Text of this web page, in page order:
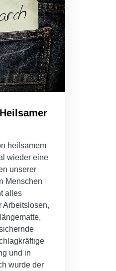
heilsamem
wieder eine
unserer
Menschen
alles
Arbeitslosen,
und in
wurde der